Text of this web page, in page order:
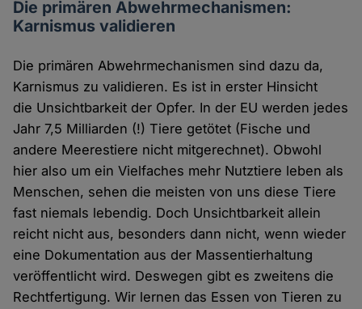
Die primären Abwehrmechanismen:
Karnismus validieren
Die primären Abwehrmechanismen sind dazu da,
Karnismus zu validieren. Es ist in erster Hinsicht
die Unsichtbarkeit der Opfer. In der EU werden jedes
Jahr 7,5 Milliarden (!) Tiere getötet (Fische und
andere Meerestiere nicht mitgerechnet). Obwohl
hier also um ein Vielfaches mehr Nutztiere leben als
Menschen, sehen die meisten von uns diese Tiere
fast niemals lebendig. Doch Unsichtbarkeit allein
reicht nicht aus, besonders dann nicht, wenn wieder
eine Dokumentation aus der Massentierhaltung
veröffentlicht wird. Deswegen gibt es zweitens die
Rechtfertigung. Wir lernen das Essen von Tieren zu